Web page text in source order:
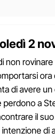
2
non
ora
di avere
perdono a
il
di